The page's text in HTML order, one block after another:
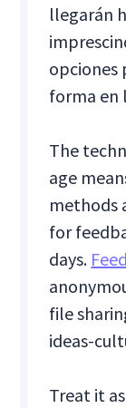
llegarán
opciones
forma en
The
age
methods
for
days.
file
ideas-
Treat it